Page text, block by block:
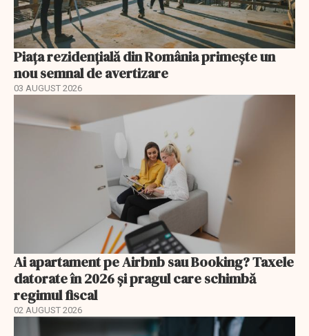
Piața rezidențială din România primește un
nou semnal de avertizare
03 AUGUST 2026
Ai apartament pe Airbnb sau Booking? Taxele
datorate în 2026 și pragul care schimbă
regimul fiscal
02 AUGUST 2026